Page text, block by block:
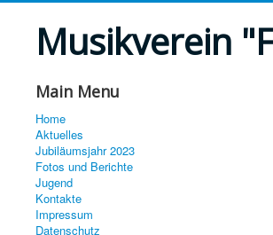
Musikverein
Main Menu
Home
Aktuelles
Jubiläumsjahr 2023
Fotos und Berichte
Jugend
Kontakte
Impressum
Datenschutz